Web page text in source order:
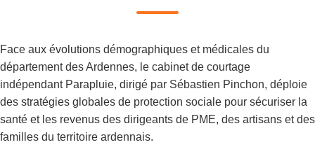
Face aux évolutions démographiques et médicales du
département des Ardennes, le cabinet de courtage
indépendant Parapluie, dirigé par Sébastien Pinchon, déploie
des stratégies globales de protection sociale pour sécuriser la
santé et les revenus des dirigeants de PME, des artisans et des
familles du territoire ardennais.